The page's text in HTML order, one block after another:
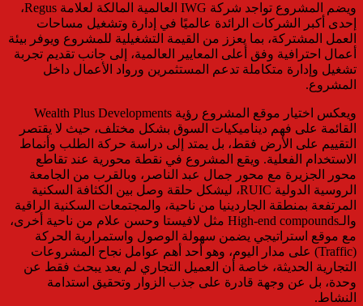
ويضم المشروع تواجد شركة IWG العالمية المالكة لعلامة Regus،
إحدى أكبر الشركات الرائدة عالميًا في إدارة وتشغيل مساحات
العمل المشتركة، بما يعزز من القيمة التشغيلية للمشروع ويوفر بيئة
أعمال احترافية وفق أعلى المعايير العالمية، إلى جانب تقديم تجربة
تشغيل وإدارة متكاملة تدعم المستثمرين ورواد الأعمال داخل
المشروع.
ويعكس اختيار موقع المشروع رؤية Wealth Plus Developments
القائمة على فهم ديناميكيات السوق بشكل مختلف، حيث لا يقتصر
التقييم على الأرض فقط، بل يمتد إلى دراسة حركة الطلب وأنماط
الاستخدام الفعلية. ويقع المشروع في نقطة محورية عند تقاطع
محور الجزيرة مع محور جمال عبد الناصر، وبالقرب من الجامعة
الروسية الدولية RUIC، ليشكل حلقة وصل بين الكثافة السكنية
المرتفعة بمنطقة الجاردينيا من ناحية، والمجتمعات السكنية الراقية
والـHigh-end compounds مثل لافيستا وحسن علام من ناحية أخرى،
مع موقع استراتيجي يضمن سهولة الوصول واستمرارية الحركة
(Traffic) على مدار اليوم، وهو أحد أهم عوامل نجاح المشروعات
التجارية الحديثة، خاصة أن العميل التجاري لم يعد يبحث فقط عن
وحدة، بل عن وجهة قادرة على جذب الزوار وتحقيق استدامة
النشاط.